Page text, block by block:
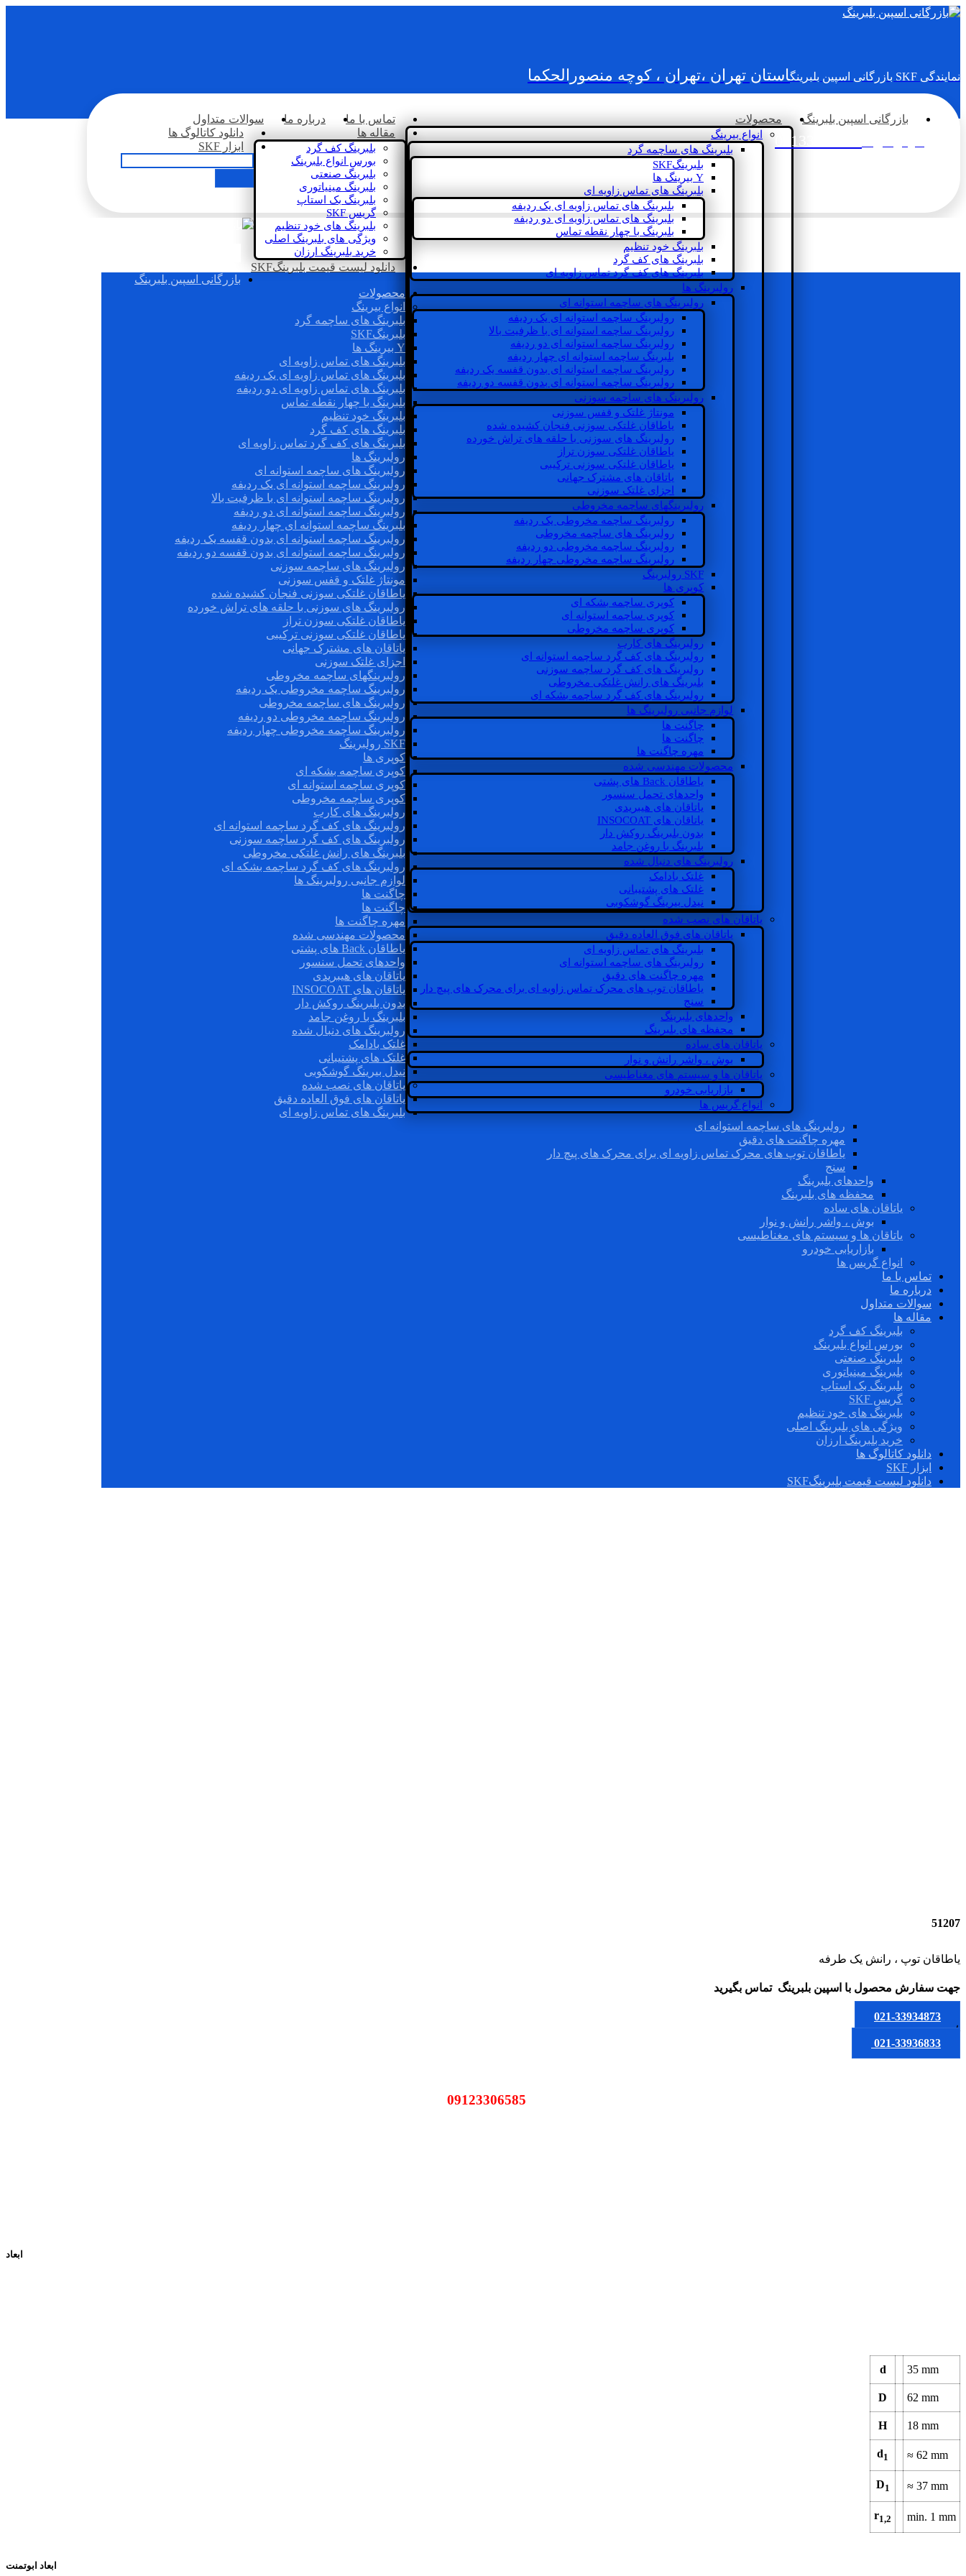
نمایندگی SKF بازرگانی اسپین بلبرینگ استان تهران ،تهران ، کوچه منصورالحکما
02133936833
بازرگانی اسپین بلبرینگ محصولات
انواع بیرینگ
بلبرینگ های ساچمه گرد
بلبرینگSKF
Y بیرینگ ها
بلبرینگ های تماس زاویه ای
بلبرینگ های تماس زاویه ای یک ردیفه
بلبرینگ های تماس زاویه ای دو ردیفه
بلبرینگ با چهار نقطه تماس
بلبرینگ خود تنظیم
بلبرینگ های کف گرد
بلبرینگ های کف گرد تماس زاویه ای
رولبرینگ ها
رولبرینگ های ساچمه استوانه ای
رولبرینگ ساچمه استوانه ای یک ردیفه
رولبرینگ ساچمه استوانه ای با ظرفیت بالا
رولبرینگ ساچمه استوانه ای دو ردیفه
بلبرینگ ساچمه استوانه ای چهار ردیفه
رولبرینگ ساچمه استوانه ای بدون قفسه یک ردیفه
رولبرینگ ساچمه استوانه ای بدون قفسه دو ردیفه
رولبرینگ های ساچمه سوزنی
مونتاژ غلتک و قفس سوزنی
یاطاقان غلتکی سوزنی فنجان کشیده شده
رولبرینگ های سوزنی با حلقه های تراش خورده
یاطاقان غلتکی سوزن تراز
یاطاقان غلتکی سوزنی ترکیبی
یاتاقان های مشترک جهانی
اجزای غلتک سوزنی
رولبرینگهای ساچمه مخروطی
رولبرینگ ساچمه مخروطی یک ردیفه
رولبرینگ های ساچمه مخروطی
رولبرینگ ساچمه مخروطی دو ردیفه
رولبرینگ ساچمه مخروطی چهار ردیفه
SKF رولبرینگ
کوپری ها
کوپری ساچمه بشکه ای
کوپری ساچمه استوانه ای
کوپری ساچمه مخروطی
رولبرینگ های کارب
رولبرینگ های کف گرد ساچمه استوانه ای
رولبرینگ های کف گرد ساچمه سوزنی
بلبرینگ های رانش غلتکی مخروطی
رولبرینگ های کف گرد ساچمه بشکه ای
لوازم جانبی رولبرینگ ها
چاگنت ها
چاگنت ها
مهره چاگنت ها
محصولات مهندسی شده
یاطاقان Back های پشتی
واحدهای تحمل سنسور
یاتاقان های هیبریدی
یاتاقان های INSOCOAT
بدون بلبرینگ روکش دار
بلبرینگ با روغن جامد
رولبرینگ های دنبال شده
غلتک بادامک
غلتک های پشتیبانی
نیدل بیرینگ گوشکوبی
یاتاقان های نصب شده
یاتاقان های فوق العاده دقیق
بلبرینگ های تماس زاویه ای
رولبرینگ های ساچمه استوانه ای
مهره چاگنت های دقیق
یاطاقان توپ های محرک تماس زاویه ای برای محرک های پیچ دار
سنج
واحدهای بلبرینگ
محفظه های بلبرینگ
یاتاقان های ساده
بوش ، واشر رانش و نوار
یاتاقان ها و سیستم های مغناطیسی
بازاریابی خودرو
انواع گریس ها
تماس با ما درباره ما
سوالات متداول
مقاله ها
بلبرینگ کف گرد
بورس انواع بلبرینگ
بلبرینگ صنعتی
بلبرینگ مینیاتوری
بلبرینگ بک استاپ
گریس SKF
بلبرینگ های خود تنظیم
ویژگی های بلبرینگ اصلی
خرید بلبرینگ ارزان
دانلود کاتالوگ ها
ابزار SKF
دانلود لیست قیمت بلبرینگSKF
بازرگانی اسپین بلبرینگ
محصولات
انواع بیرینگ
بلبرینگ های ساچمه گرد
بلبرینگSKF
Y بیرینگ ها
بلبرینگ های تماس زاویه ای
بلبرینگ های تماس زاویه ای یک ردیفه
بلبرینگ های تماس زاویه ای دو ردیفه
بلبرینگ با چهار نقطه تماس
بلبرینگ خود تنظیم
بلبرینگ های کف گرد
بلبرینگ های کف گرد تماس زاویه ای
رولبرینگ ها
رولبرینگ های ساچمه استوانه ای
رولبرینگ ساچمه استوانه ای یک ردیفه
رولبرینگ ساچمه استوانه ای با ظرفیت بالا
رولبرینگ ساچمه استوانه ای دو ردیفه
بلبرینگ ساچمه استوانه ای چهار ردیفه
رولبرینگ ساچمه استوانه ای بدون قفسه یک ردیفه
رولبرینگ ساچمه استوانه ای بدون قفسه دو ردیفه
رولبرینگ های ساچمه سوزنی
مونتاژ غلتک و قفس سوزنی
یاطاقان غلتکی سوزنی فنجان کشیده شده
رولبرینگ های سوزنی با حلقه های تراش خورده
یاطاقان غلتکی سوزن تراز
یاطاقان غلتکی سوزنی ترکیبی
یاتاقان های مشترک جهانی
اجزای غلتک سوزنی
رولبرینگهای ساچمه مخروطی
رولبرینگ ساچمه مخروطی یک ردیفه
رولبرینگ های ساچمه مخروطی
رولبرینگ ساچمه مخروطی دو ردیفه
رولبرینگ ساچمه مخروطی چهار ردیفه
SKF رولبرینگ
کوپری ها
کوپری ساچمه بشکه ای
کوپری ساچمه استوانه ای
کوپری ساچمه مخروطی
رولبرینگ های کارب
رولبرینگ های کف گرد ساچمه استوانه ای
رولبرینگ های کف گرد ساچمه سوزنی
بلبرینگ های رانش غلتکی مخروطی
رولبرینگ های کف گرد ساچمه بشکه ای
لوازم جانبی رولبرینگ ها
چاگنت ها
چاگنت ها
مهره چاگنت ها
محصولات مهندسی شده
یاطاقان Back های پشتی
واحدهای تحمل سنسور
یاتاقان های هیبریدی
یاتاقان های INSOCOAT
بدون بلبرینگ روکش دار
بلبرینگ با روغن جامد
رولبرینگ های دنبال شده
غلتک بادامک
غلتک های پشتیبانی
نیدل بیرینگ گوشکوبی
یاتاقان های نصب شده
یاتاقان های فوق العاده دقیق
بلبرینگ های تماس زاویه ای
رولبرینگ های ساچمه استوانه ای
مهره چاگنت های دقیق
یاطاقان توپ های محرک تماس زاویه ای برای محرک های پیچ دار
سنج
واحدهای بلبرینگ
محفظه های بلبرینگ
یاتاقان های ساده
بوش ، واشر رانش و نوار
یاتاقان ها و سیستم های مغناطیسی
بازاریابی خودرو
انواع گریس ها
تماس با ما
درباره ما
سوالات متداول
مقاله ها
بلبرینگ کف گرد
بورس انواع بلبرینگ
بلبرینگ صنعتی
بلبرینگ مینیاتوری
بلبرینگ بک استاپ
گریس SKF
بلبرینگ های خود تنظیم
ویژگی های بلبرینگ اصلی
خرید بلبرینگ ارزان
دانلود کاتالوگ ها
ابزار SKF
دانلود لیست قیمت بلبرینگSKF
51207
یاطاقان توپ ، رانش یک طرفه
جهت سفارش محصول با اسپین بلبرینگ تماس بگیرید
021-33934873
یا
021-33936833
ابعاد
d 35 mm
D 62 mm
H 18 mm
d1 ≈ 62 mm
D1 ≈ 37 mm
r1,2 min. 1 mm
ابعاد ابوتمنت